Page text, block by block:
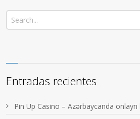
Entradas recientes
Pin Up Casino – Azərbaycanda onlayn